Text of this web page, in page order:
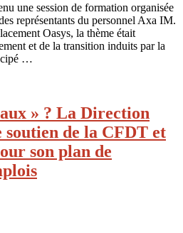
une session de formation organisée
représentants du personnel Axa IM.
Oasys, la thème était
et de la transition induits par la
…
» ? La Direction
de la CFDT et
son plan de